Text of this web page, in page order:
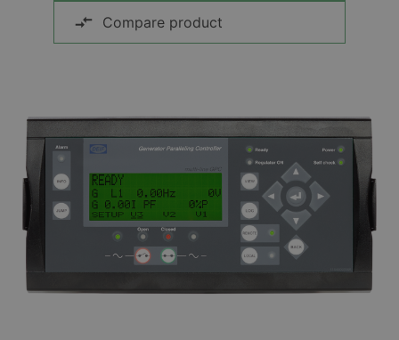
Compare product